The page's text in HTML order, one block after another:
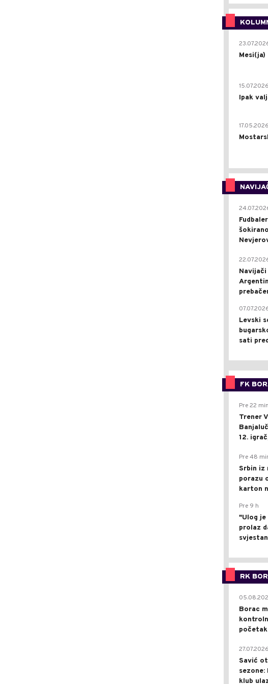
Mesi(ja)
Ipak
Levski
sati
FK
Pre 22 min
Trener
12.
Pre 48
Srbin iz
porazu
karton
Pre 9 h
"Ulog je
prolaz
svjestan
RK
Borac
Savić
klub